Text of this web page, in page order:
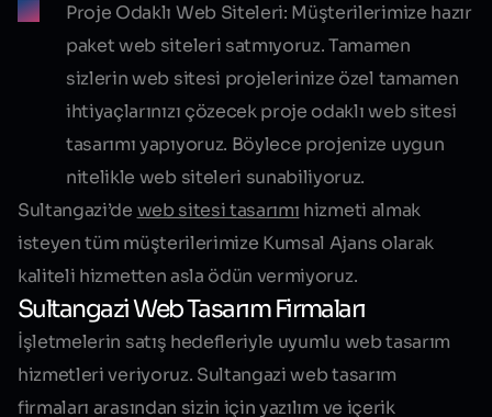
Proje Odaklı Web Siteleri: Müşterilerimize hazır
paket web siteleri satmıyoruz. Tamamen
sizlerin web sitesi projelerinize özel tamamen
ihtiyaçlarınızı çözecek proje odaklı web sitesi
tasarımı yapıyoruz. Böylece projenize uygun
nitelikle web siteleri sunabiliyoruz.
Sultangazi’de web sitesi tasarımı hizmeti almak
isteyen tüm müşterilerimize Kumsal Ajans olarak
kaliteli hizmetten asla ödün vermiyoruz.
Sultangazi Web Tasarım Firmaları
İşletmelerin satış hedefleriyle uyumlu web tasarım
hizmetleri veriyoruz. Sultangazi web tasarım
firmaları arasından sizin için yazılım ve içerik